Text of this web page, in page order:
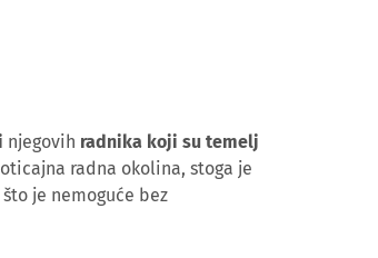
njegovih radnika koji su temelj
radna okolina, stoga je
je nemoguće bez